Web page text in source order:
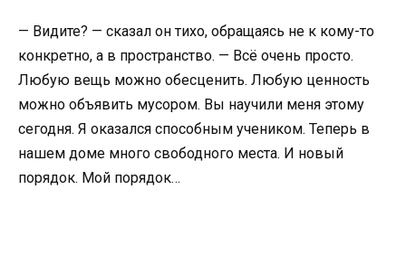
— Видите? — сказал он тихо, обращаясь не к кому-то
конкретно, а в пространство. — Всё очень просто.
Любую вещь можно обесценить. Любую ценность
можно объявить мусором. Вы научили меня этому
сегодня. Я оказался способным учеником. Теперь в
нашем доме много свободного места. И новый
порядок. Мой порядок…